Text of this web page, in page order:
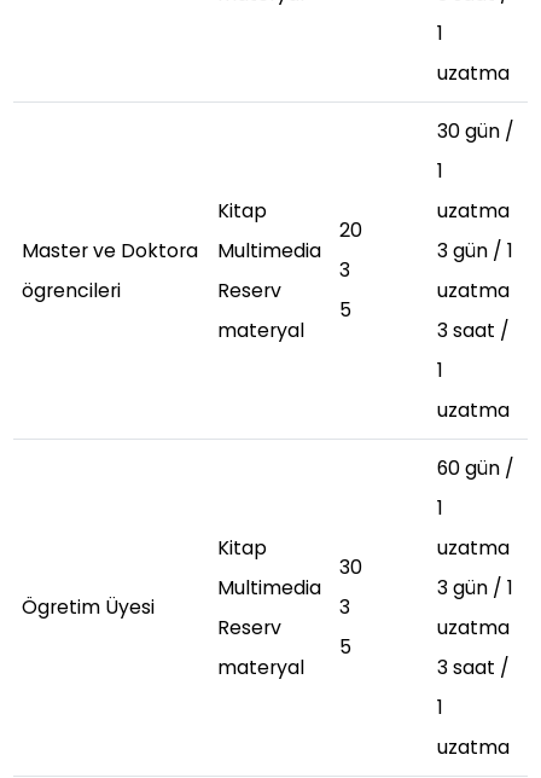
1
uzatma
Master ve Doktora
ögrencileri
Kitap
Multimedia
Reserv
materyal
20
3
5
30 gün /
1
uzatma
3 gün / 1
uzatma
3 saat /
1
uzatma
Ögretim Üyesi
Kitap
Multimedia
Reserv
materyal
30
3
5
60 gün /
1
uzatma
3 gün / 1
uzatma
3 saat /
1
uzatma